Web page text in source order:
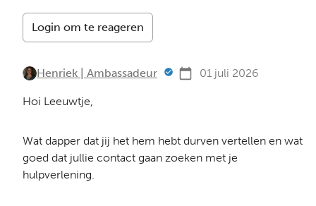
Login om te reageren
Henriek | Ambassadeur 01 juli 2026
Hoi Leeuwtje,
Wat dapper dat jij het hem hebt durven vertellen en wat
goed dat jullie contact gaan zoeken met je
hulpverlening.